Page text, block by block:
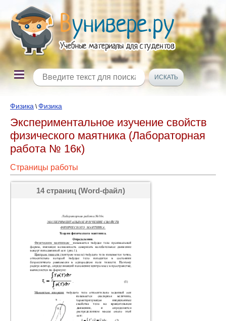
Физика \Физика
Экспериментальное изучение свойств
физического маятника (Лабораторная
работа № 16к)
Страницы работы
14 страниц (Word-файл)